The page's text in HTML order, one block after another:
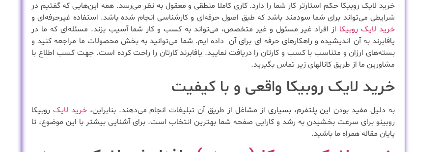
خرید لایک روبیکا حکم استارتر کار شما را دارد. کاری کاملا منطقی و معقول به نظر می‌رسد. همه این‌هایی که گفتیم در
شرایطی می‌تواند برای شما سودمند باشد که طبق اصول حرفه‌ای و کارشناسی انجام شده باشد. استفاده غیرحرفه‌ای و
خرید لایک روبیکا از افراد غیر مسئول و غیر متخصص، می‌تواند به کسب و کار شما آسیب بزند. مسئله‌ای که ما در
یافا‌برند به آن اندیشیده و راهکارهای حرفه ای برای آن داده ایم. شما می‌توانید به بخش محصولات ما مراجعه کنید و
بسته‌های ارزان و متناسب با کسب و کارتان را دریافت نمایید. یافابرند کارتان را راحت کرده است. جهت کسب اطلاع با
مشاورین ما از طریق کانالهای زیر تماس بگیرید.
خرید لایک روبیکا واقعی و با کیفیت
به دلیل مفید بودن این پلتفرم، بسیاری از مشاغل از طریق آن تبلیغات انجام می‌دهند. بنابراین، خرید لایک روبیکا
روبینو برای سرعت بخشیدن به رشد و کارایی صفحه شما بهترین انتخاب است. برای آشنایی بیشتر با این موضوع، تا
پایان مقاله همراه ما باشید.